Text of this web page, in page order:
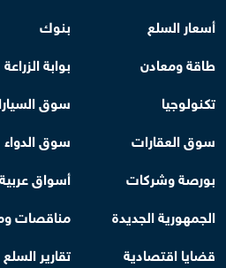
أسعار السلع
بنوك
طاقة ومعادن
بوابة الزراعة
تكنولوجيا
سوق
سوق العقارات
سوق الدواء
بورصة وشركات
أسواق عربية
الجمهورية الجديدة
مناقصات
قضايا اقتصادية
تقارير السلع